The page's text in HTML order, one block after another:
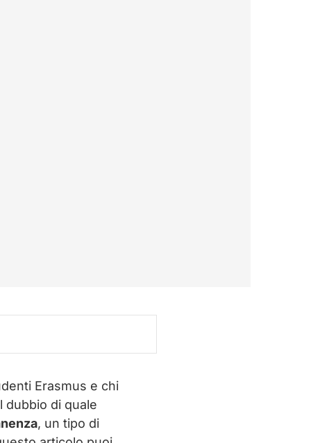
Erasmus e chi
dubbio di quale
, un tipo di